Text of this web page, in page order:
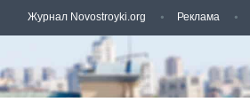
Журнал Novostroyki.org Реклама